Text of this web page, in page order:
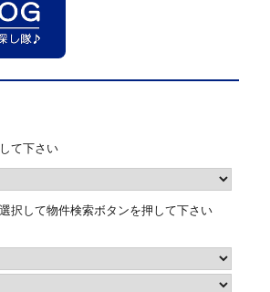
て下さい
択して物件検索ボタンを押して下さい